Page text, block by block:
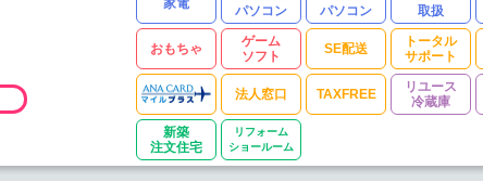
家電
パソコン
パソコン
取扱
おもちゃ
ゲーム
ソフト
SE配送
トータル
サポート
法人窓口 TAXFREE
リユース
冷蔵庫
新築
注文住宅
リフォーム
ショールーム